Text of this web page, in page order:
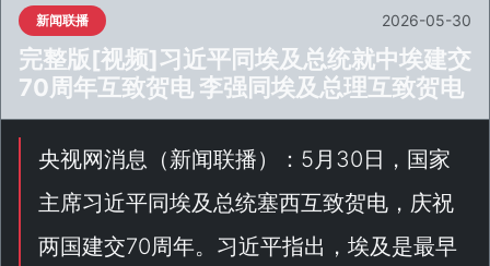
新闻联播 2026-05-30
完整版[视频]习近平同埃及总统就中埃建交
70周年互致贺电 李强同埃及总理互致贺电
央视网消息（新闻联播）：5月30日，国家
主席习近平同埃及总统塞西互致贺电，庆祝
两国建交70周年。习近平指出，埃及是最早